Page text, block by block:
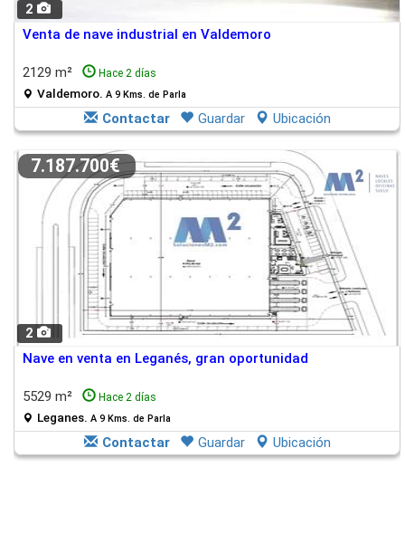
2
Venta de nave industrial en Valdemoro
2129 m² Hace 2 días
Valdemoro. A 9 Kms. de Parla
Contactar Guardar Ubicación
2
7.187.700€
Nave en venta en Leganés, gran oportunidad
5529 m² Hace 2 días
Leganes. A 9 Kms. de Parla
Contactar Guardar Ubicación